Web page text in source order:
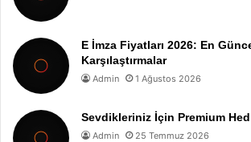
E İmza Fiyatları 2026: En
Karşılaştırmalar
Admin 1 Ağustos 2026
Sevdikleriniz İçin Premium
Admin 25 Temmuz 2026